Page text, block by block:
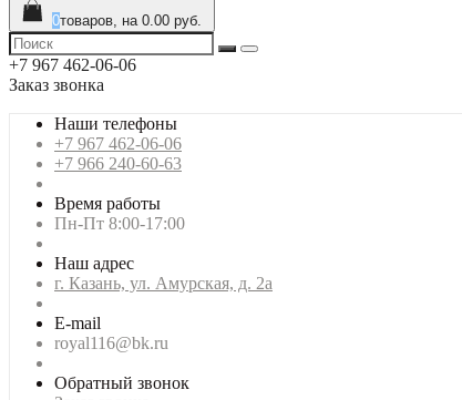
0товаров, на 0.00 руб.
+7 967 462-06-06
Заказ звонка
Наши телефоны
+7 967 462-06-06
+7 966 240-60-63
Время работы
Пн-Пт 8:00-17:00
Наш адрес
г. Казань, ул. Амурская, д. 2а
E-mail
royal116@bk.ru
Обратный звонок